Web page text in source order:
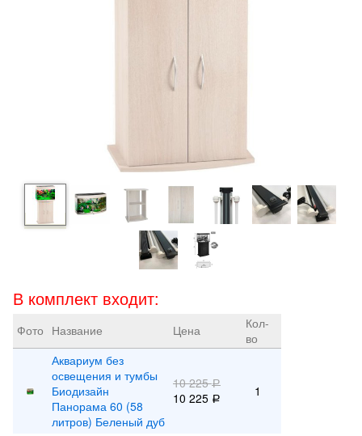
В комплект входит:
Фото Название Цена
Кол-
во
Аквариум без
освещения и тумбы
Биодизайн
Панорама 60 (58
литров) Беленый дуб
10 225Р
10 225 Р 1